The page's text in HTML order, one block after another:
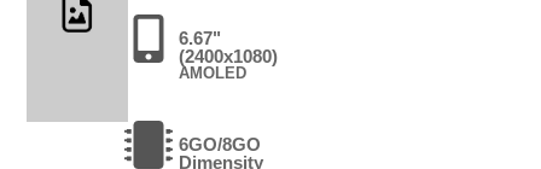
6.67"
(2400x1080)
AMOLED
6GO/8GO
Dimensity